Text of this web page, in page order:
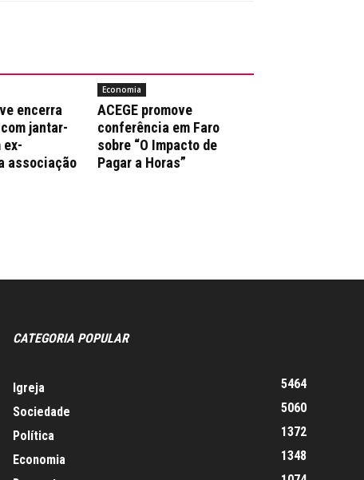
encerra
jantar-
ex-
associação
Economia
ACEGE promove
conferência em Faro
sobre “O Impacto de
Pagar a Horas”
CATEGORIA POPULAR
Igreja
5464
Sociedade
5060
Política
1372
Economia
1348